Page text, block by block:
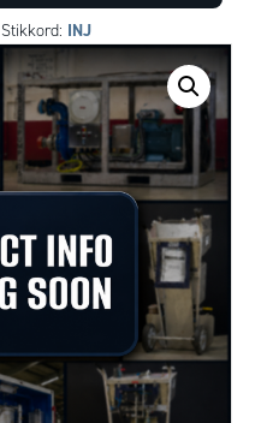
Stikkord: INJ